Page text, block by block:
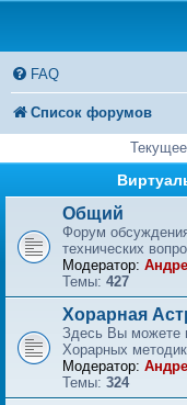
FAQ
Список форумов
Общий
Форум
технических
Модератор:
Темы: 427
Хорарная
Здесь Вы можете
Хорарных
Модератор:
Темы: 324